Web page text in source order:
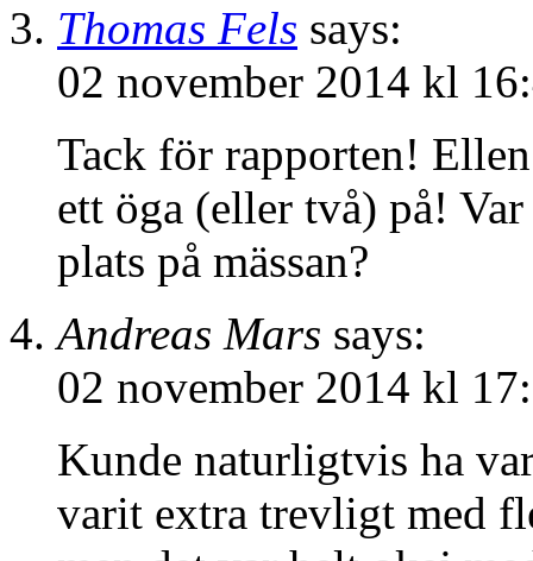
Thomas Fels says:
02 november 2014 kl
Tack för rapporten!
ett öga (eller två) på!
plats på mässan?
Andreas Mars says:
02 november 2014 kl
Kunde naturligtvis ha
varit extra trevligt med